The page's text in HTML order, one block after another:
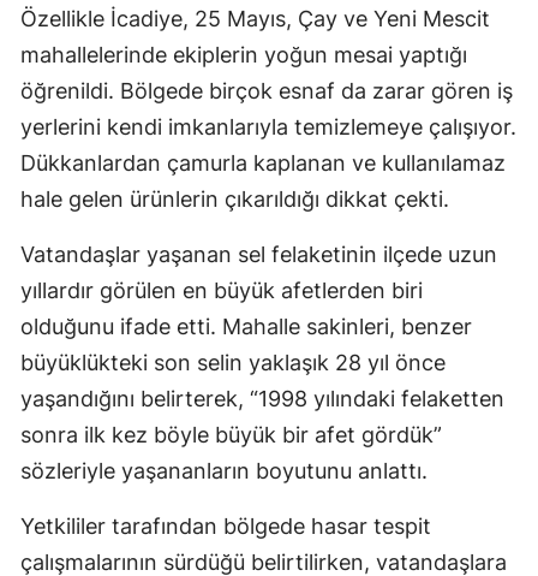
Özellikle İcadiye, 25 Mayıs, Çay ve Yeni Mescit
mahallelerinde ekiplerin yoğun mesai yaptığı
öğrenildi. Bölgede birçok esnaf da zarar gören iş
yerlerini kendi imkanlarıyla temizlemeye çalışıyor.
Dükkanlardan çamurla kaplanan ve kullanılamaz
hale gelen ürünlerin çıkarıldığı dikkat çekti.
Vatandaşlar yaşanan sel felaketinin ilçede uzun
yıllardır görülen en büyük afetlerden biri
olduğunu ifade etti. Mahalle sakinleri, benzer
büyüklükteki son selin yaklaşık 28 yıl önce
yaşandığını belirterek, “1998 yılındaki felaketten
sonra ilk kez böyle büyük bir afet gördük”
sözleriyle yaşananların boyutunu anlattı.
Yetkililer tarafından bölgede hasar tespit
çalışmalarının sürdüğü belirtilirken, vatandaşlara